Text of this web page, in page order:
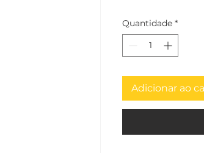
Quantidade *
Adicionar ao